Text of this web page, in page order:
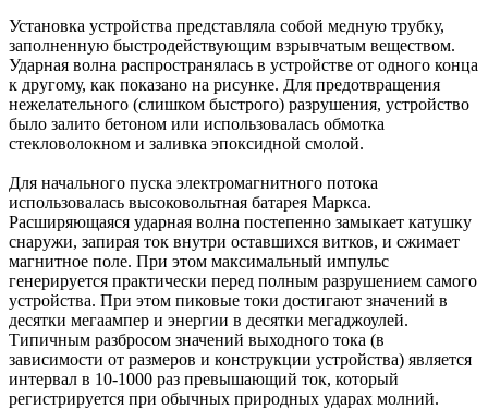
Установка устройства представляла собой медную трубку,
заполненную быстродействующим взрывчатым веществом.
Ударная волна распространялась в устройстве от одного конца
к другому, как показано на рисунке. Для предотвращения
нежелательного (слишком быстрого) разрушения, устройство
было залито бетоном или использовалась обмотка
стекловолокном и заливка эпоксидной смолой.
Для начального пуска электромагнитного потока
использовалась высоковольтная батарея Маркса.
Расширяющаяся ударная волна постепенно замыкает катушку
снаружи, запирая ток внутри оставшихся витков, и сжимает
магнитное поле. При этом максимальный импульс
генерируется практически перед полным разрушением самого
устройства. При этом пиковые токи достигают значений в
десятки мегаампер и энергии в десятки мегаджоулей.
Типичным разбросом значений выходного тока (в
зависимости от размеров и конструкции устройства) является
интервал в 10-1000 раз превышающий ток, который
регистрируется при обычных природных ударах молний.